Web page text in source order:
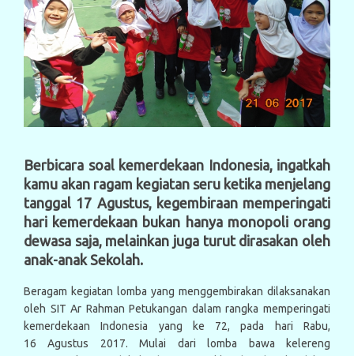
Berbicara soal kemerdekaan Indonesia, ingatkah
kamu akan ragam kegiatan seru ketika menjelang
tanggal 17 Agustus, kegembiraan memperingati
hari kemerdekaan bukan hanya monopoli orang
dewasa saja, melainkan juga turut dirasakan oleh
anak-anak Sekolah.
Beragam kegiatan lomba yang menggembirakan dilaksanakan
oleh SIT Ar Rahman Petukangan dalam rangka memperingati
kemerdekaan Indonesia yang ke 72, pada hari Rabu,
16 Agustus 2017. Mulai dari lomba bawa kelereng